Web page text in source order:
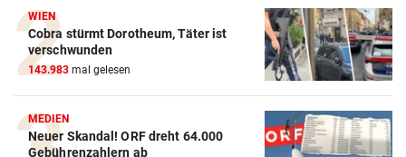
WIEN
Cobra stürmt Dorotheum, Täter ist
verschwunden
143.983 mal gelesen
MEDIEN
Neuer Skandal! ORF dreht 64.000
Gebührenzahlern ab